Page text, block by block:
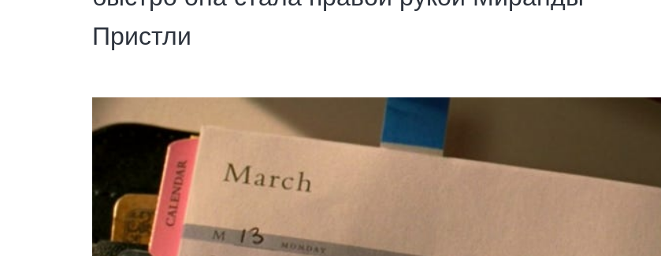
Пристли